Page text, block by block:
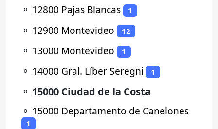
⚬ 12800 Pajas Blancas 1
⚬ 12900 Montevideo 12
⚬ 13000 Montevideo 1
⚬ 14000 Gral. Líber Seregni 1
⚬ 15000 Ciudad de la Costa
⚬ 15000 Departamento de Canelones
1